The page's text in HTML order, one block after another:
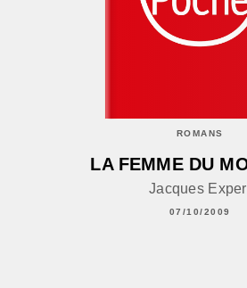
ROMANS
LA FEMME DU
Jacques
07/10/2009